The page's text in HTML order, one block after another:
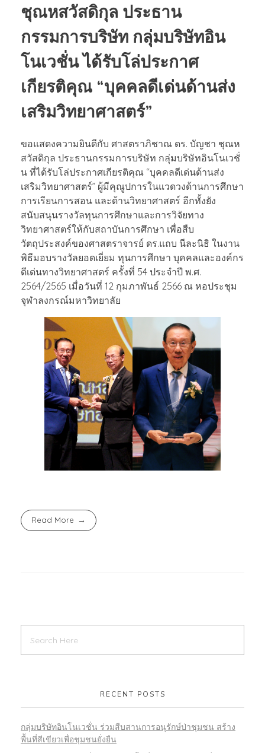
ชุณหสวัสดิกุล ประธาน
กรรมการบริษัท กลุ่มบริษัทอิน
โนเวชั่น ได้รับโล่ประกาศ
เกียรติคุณ “บุคคลดีเด่นด้านส่ง
เสริมวิทยาศาสตร์”
ขอแสดงความยินดีกับ ศาสตราภิชาณ ดร. บัญชา ชุณห
สวัสดิกุล ประธานกรรมการบริษัท กลุ่มบริษัทอินโนเวชั่
น ที่ได้รับโล่ประกาศเกียรติคุณ “บุคคลดีเด่นด้านส่ง
เสริมวิทยาศาสตร์” ผู้มีคุณูปการในแวดวงด้านการศึกษา
การเรียนการสอน และด้านวิทยาศาสตร์ อีกทั้งยัง
สนับสนุนรางวัลทุนการศึกษาและการวิจัยทาง
วิทยาศาสตร์ให้กับสถาบันการศึกษา เพื่อสืบ
วัตถุประสงค์ของศาสตราจารย์ ดร.แถบ นีละนิธิ ในงาน
พิธีมอบรางวัลยอดเยี่ยม ทุนการศึกษา บุคคลและองค์กร
ดีเด่นทางวิทยาศาสตร์ ครั้งที่ 54 ประจำปี พ.ศ.
2564/2565 เมื่อวันที่ 12 กุมภาพันธ์ 2566 ณ หอประชุม
จุฬาลงกรณ์มหาวิทยาลัย
Read More
RECENT POSTS
กลุ่มบริษัทอินโนเวชั่น ร่วมสืบสานการอนุรักษ์ป่าชุมชน สร้าง
พื้นที่สีเขียวเพื่อชุมชนยั่งยืน